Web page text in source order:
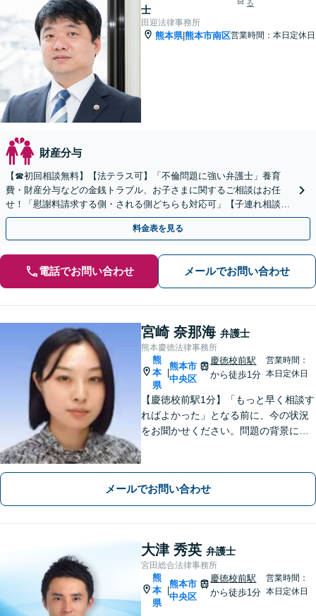
士
る
田迎法律事務所
熊本県|熊本市南区営業時間：本日定休日
財産分与
【☎︎初回相談無料】【法テラス可】「不倫問題に強い弁護士」養育
費・財産分与などの金銭トラブル、お子さまに関するご相談はお任
せ！「慰謝料請求する側・される側どちらも対応可」【子連れ相談
可】【休日・夜間相談可】【駐車場あり】
料金表を見る
電話でお問い合わせ メールでお問い合わせ
宮崎 奈那海 弁護士
熊本慶徳法律事務所
熊
本
県
熊本市
中央区
慶徳校前駅
から徒歩1分
営業時間：
本日定休日
【慶徳校前駅1分】「もっと早く相談す
ればよかった」となる前に、今の状況
をお聞かせください。問題の背景にも
間面談可】
メールでお問い合わせ
大津 秀英 弁護士
宮田総合法律事務所
熊
本
県
熊本市
中央区
慶徳校前駅
から徒歩1分
営業時間：
本日定休日